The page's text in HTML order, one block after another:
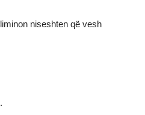
niseshten që vesh